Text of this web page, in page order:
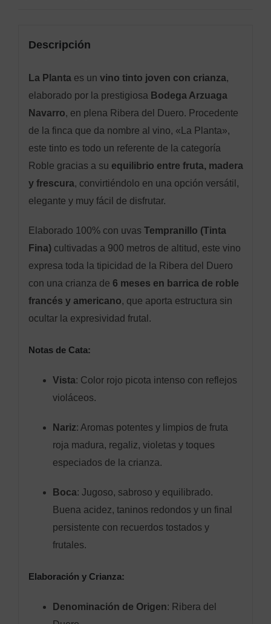
Descripción
La Plantaes un vino tinto joven con crianza,
elaborado por la prestigiosa Bodega Arzuaga
Navarro, en plena Ribera del Duero. Procedente
de la finca que da nombre al vino, «La Planta»,
este tinto es todo un referente de la categoría
Roble gracias a su equilibrio entre fruta, madera
y frescura, convirtiéndolo en una opción versátil,
elegante y muy fácil de disfrutar.
Elaborado 100% con uvas Tempranillo (Tinta
Fina)cultivadas a 900 metros de altitud, este vino
expresa toda la tipicidad de la Ribera del Duero
con una crianza de 6 meses en barrica de roble
francés y americano, que aporta estructura sin
ocultar la expresividad frutal.
Notas de Cata:
Vista: Color rojo picota intenso con reflejos
violáceos.
Nariz: Aromas potentes y limpios de fruta
roja madura, regaliz, violetas y toques
especiados de la crianza.
Boca: Jugoso, sabroso y equilibrado.
Buena acidez, taninos redondos y un final
persistente con recuerdos tostados y
frutales.
Elaboración y Crianza:
Denominación de Origen: Ribera del